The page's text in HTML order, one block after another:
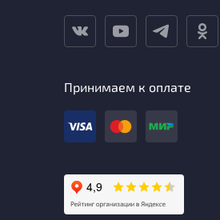
Принимаем к оплате